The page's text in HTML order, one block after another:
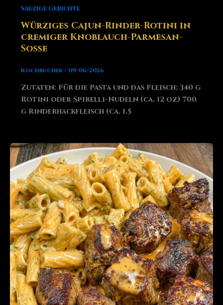
Salzige Gerichte
Würziges Cajun-Rinder-Rotini in
cremiger Knoblauch-Parmesan-
Soße
Kochbucher/ 09/06/2026
Zutaten: Für die Pasta und das Fleisch: 340 g
Rotini oder Spirelli-Nudeln (ca. 12 oz) 700
g Rinderhackfleisch (ca. 1.5